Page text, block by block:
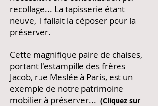
recollage... La tapisserie étant
neuve, il fallait la déposer pour la
préserver.
Cette magnifique paire de chaises,
portant l'estampille des frères
Jacob, rue Meslée à Paris, est un
exemple de notre patrimoine
mobilier à préserver... (Cliquez sur